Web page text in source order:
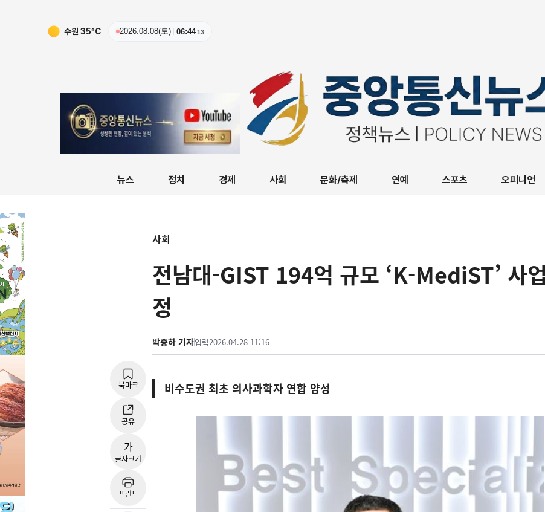
수원 35ºC 2026.08.08(토) 06:4414
뉴스 정치 경제 사회 문화/축제 연예 스포츠 오피니언
사회
전남대-GIST 194억 규모 ‘K-MediST’ 사
정
박종하 기자입력2026.04.28 11:16
북마크
공유
가
글자크기
프린트
비수도권 최초 의사과학자 연합 양성